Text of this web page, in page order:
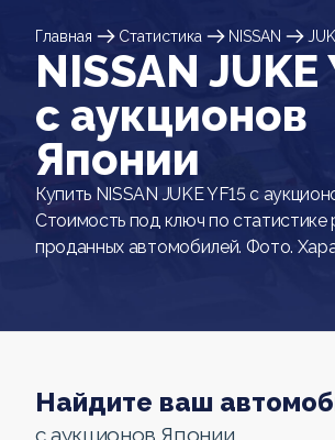
Главная Статистика NISSAN
NISSAN JUKE
c аукционов
Японии
Купить NISSAN JUKE YF15 с
Стоимость под ключ по статистике
проданных автомобилей. Фото.
Найдите ваш
с аукционов Японии